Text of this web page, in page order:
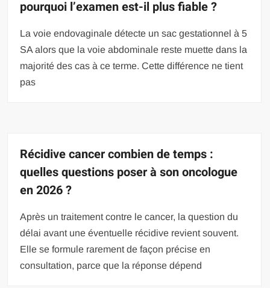
pourquoi l’examen est-il plus fiable ?
La voie endovaginale détecte un sac gestationnel à 5
SA alors que la voie abdominale reste muette dans la
majorité des cas à ce terme. Cette différence ne tient
pas
Récidive cancer combien de temps :
quelles questions poser à son oncologue
en 2026 ?
Après un traitement contre le cancer, la question du
délai avant une éventuelle récidive revient souvent.
Elle se formule rarement de façon précise en
consultation, parce que la réponse dépend